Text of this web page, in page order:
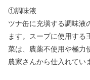
①調味液
ツナ缶に充塡する調味液
ます。スープに使用する
菜は、農薬不使用や極力
農家さんから仕入れてい